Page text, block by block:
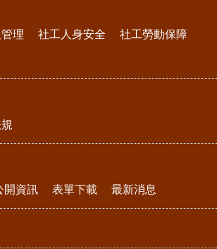
理 社工人身安全 社工勞動保障
開資訊 表單下載 最新消息